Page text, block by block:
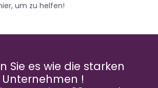
um zu helfen!
Sie es wie die starken
Unternehmen !